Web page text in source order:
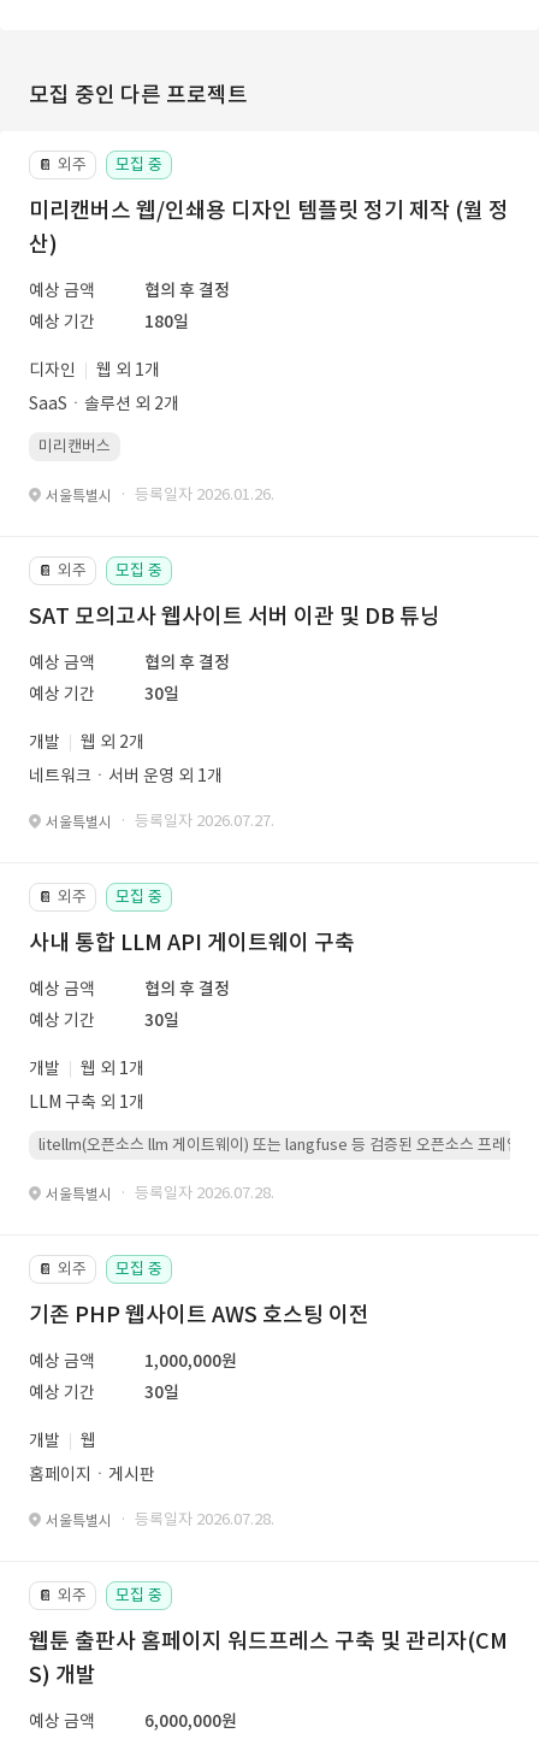
모집 중인 다른 프로젝트
📔 외주 모집 중
미리캔버스 웹/인쇄용 디자인 템플릿 정기 제작 (월 정
산)
예상 금액
협의 후 결정
예상 기간
180일
디자인
웹 외 1개
SaaSㆍ솔루션 외 2개
미리캔버스
서울특별시 · 등록일자 2026.01.26.
📔 외주 모집 중
SAT 모의고사 웹사이트 서버 이관 및 DB 튜닝
예상 금액
협의 후 결정
예상 기간
30일
개발
웹 외 2개
네트워크ㆍ서버 운영 외 1개
서울특별시 · 등록일자 2026.07.27.
📔 외주 모집 중
사내 통합 LLM API 게이트웨이 구축
예상 금액
협의 후 결정
예상 기간
30일
개발
웹 외 1개
LLM 구축 외 1개
litellm(오픈소스 llm 게이트웨이) 또는 langfuse 등 검증된 오픈소스 프레임워
서울특별시 · 등록일자 2026.07.28.
📔 외주 모집 중
기존 PHP 웹사이트 AWS 호스팅 이전
예상 금액
1,000,000원
예상 기간
30일
개발
웹
홈페이지ㆍ게시판
서울특별시 · 등록일자 2026.07.28.
📔 외주 모집 중
웹툰 출판사 홈페이지 워드프레스 구축 및 관리자(CM
S) 개발
예상 금액
6,000,000원